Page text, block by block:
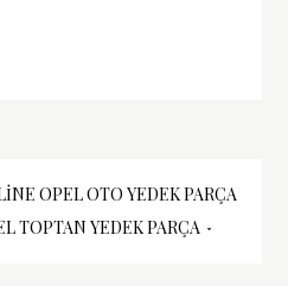
OPEL OTO YEDEK PARÇA
TOPTAN YEDEK PARÇA